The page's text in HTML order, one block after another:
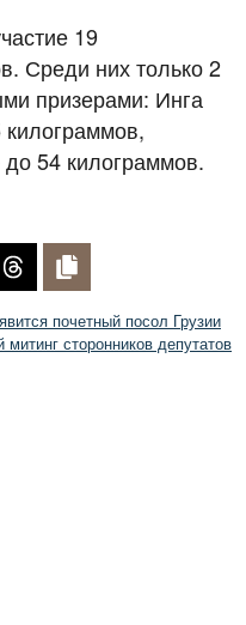
19
Среди них только 2
призерами: Инга
килограммов,
54 килограммов.
почетный посол Грузии
сторонников депутатов